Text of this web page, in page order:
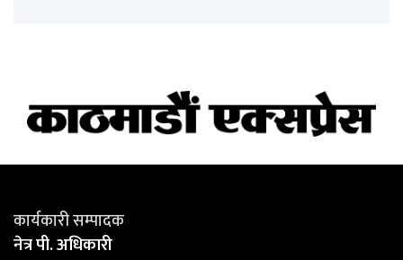
कार्यकारी सम्पादक
नेत्र पी. अधिकारी